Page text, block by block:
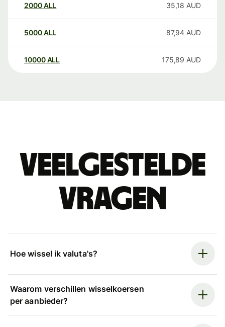
2000ALL 35,18 AUD
5000ALL 87,94 AUD
10000 ALL 175,89 AUD
Veelgestelde
vragen
Hoe wissel ik valuta's?
Waarom verschillen wisselkoersen
per aanbieder?